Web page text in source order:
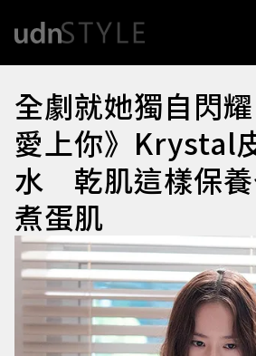
全劇就她獨自閃
愛上你》Krystal
水 乾肌這樣保養
煮蛋肌